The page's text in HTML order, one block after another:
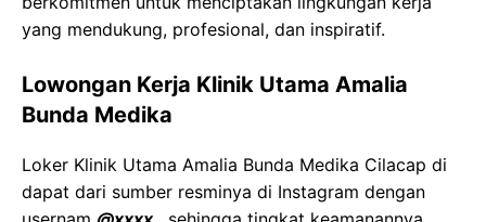
yang mendukung, profesional, dan inspiratif.
Lowongan Kerja Klinik Utama Amalia
Bunda Medika
Loker Klinik Utama Amalia Bunda Medika Cilacap di
dapat dari sumber resminya di Instagram dengan